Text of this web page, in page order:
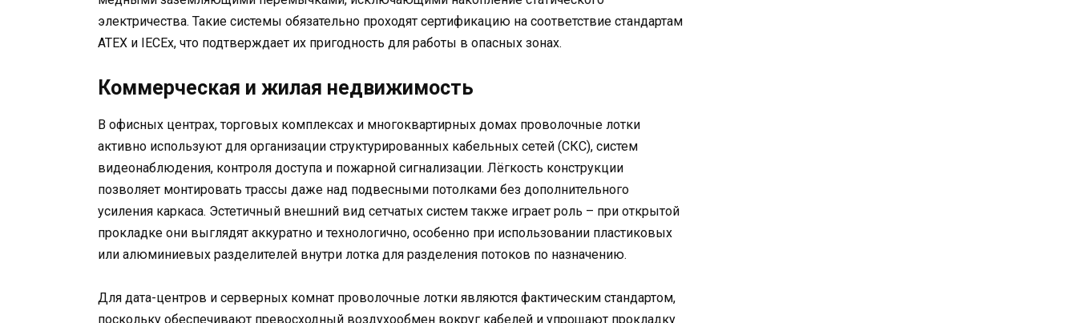
электричества. Такие системы обязательно проходят сертификацию на соответствие стандартам
ATEX и IECEx, что подтверждает их пригодность для работы в опасных зонах.
Коммерческая и жилая недвижимость
В офисных центрах, торговых комплексах и многоквартирных домах проволочные лотки
активно используют для организации структурированных кабельных сетей (СКС), систем
видеонаблюдения, контроля доступа и пожарной сигнализации. Лёгкость конструкции
позволяет монтировать трассы даже над подвесными потолками без дополнительного
усиления каркаса. Эстетичный внешний вид сетчатых систем также играет роль – при открытой
прокладке они выглядят аккуратно и технологично, особенно при использовании пластиковых
или алюминиевых разделителей внутри лотка для разделения потоков по назначению.
Для дата-центров и серверных комнат проволочные лотки являются фактическим стандартом,
поскольку обеспечивают превосходный воздухообмен вокруг кабелей и упрощают прокладку